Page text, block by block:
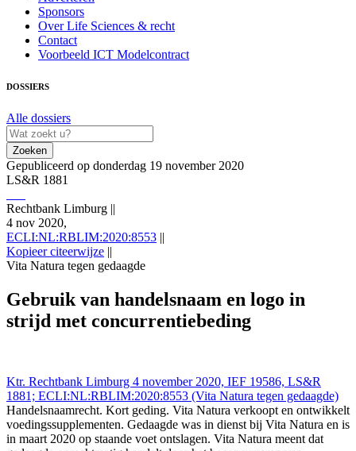
Sponsors
Over Life Sciences & recht
Contact
Voorbeeld ICT Modelcontract
DOSSIERS
Alle dossiers
Zoeken
Gepubliceerd op donderdag 19 november 2020
LS&R 1881
Rechtbank Limburg ||
4 nov 2020,
ECLI:NL:RBLIM:2020:8553 ||
Kopieer citeerwijze ||
Vita Natura tegen gedaagde
ECLI:NL:RBLIM:2020:8553 (Vita Natura tegen gedaagde),
https://redactie-delex.cshark.nl/artikelen/gebruik-van-handelsnaam-
en-logo-in-strijd-met-concurrentiebeding
Gebruik van handelsnaam en logo in
strijd met concurrentiebeding
Ktr. Rechtbank Limburg 4 november 2020, IEF 19586, LS&R
1881; ECLI:NL:RBLIM:2020:8553 (Vita Natura tegen gedaagde)
Handelsnaamrecht. Kort geding. Vita Natura verkoopt en ontwikkelt
voedingssupplementen. Gedaagde was in dienst bij Vita Natura en is
in maart 2020 op staande voet ontslagen. Vita Natura meent dat